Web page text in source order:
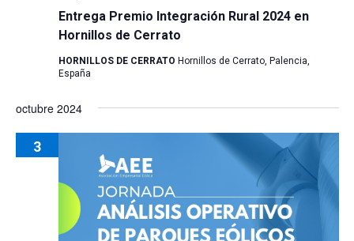
Entrega Premio Integración Rural 2024 en
Hornillos de Cerrato
HORNILLOS DE CERRATO Hornillos de Cerrato, Palencia,
España
octubre 2024
3